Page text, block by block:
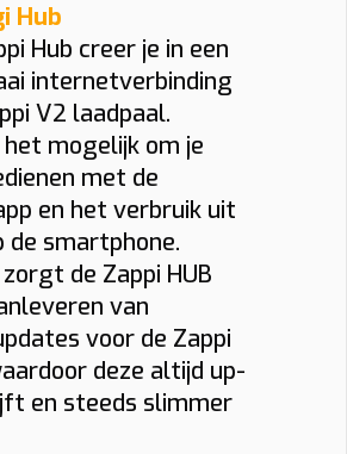
Hub
Hub creer je in een
internetverbinding
V2 laadpaal.
het mogelijk om je
met de
en het verbruik uit
de smartphone.
de Zappi HUB
van
voor de Zappi
deze altijd up-
en steeds slimmer